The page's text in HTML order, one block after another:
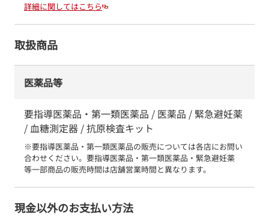
詳細に関してはこちら
取扱商品
医薬品等
要指導医薬品・第一類医薬品 / 医薬品 / 緊急避妊薬
/ 血糖測定器 / 抗原検査キット
※要指導医薬品・第一類医薬品の販売については各店にお問い
合わせください。要指導医薬品・第一類医薬品・緊急避妊薬
等一部商品の販売時間は店舗営業時間と異なります。
現金以外のお支払い方法